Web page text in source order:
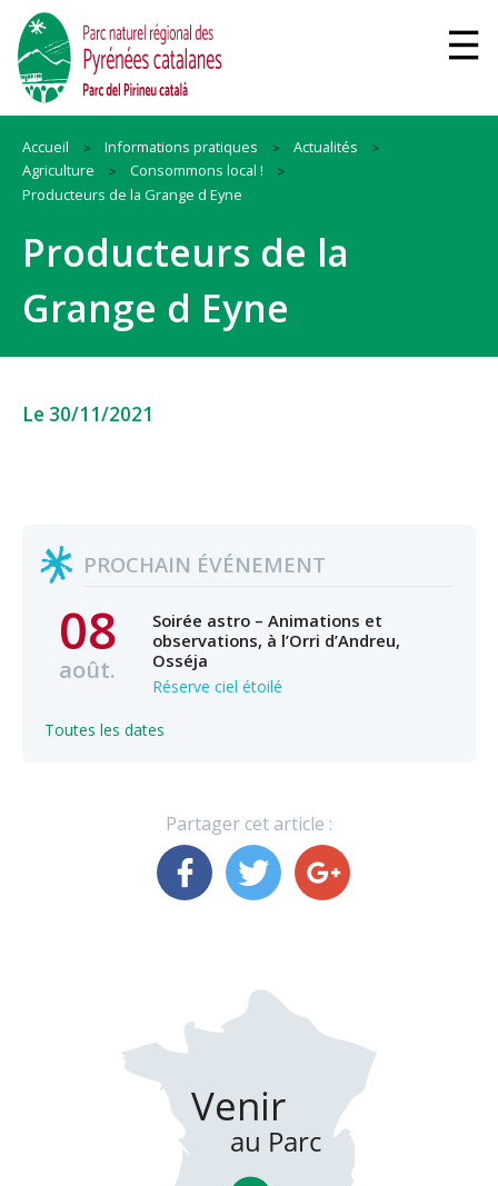
Accueil Informations pratiques
Actualités
Agriculture
Consommons local !
Producteurs de la Grange d Eyne
Producteurs de la
Grange d Eyne
Le 30/11/2021
PROCHAIN ÉVÉNEMENT
08
août.
Soirée astro – Animations et
observations, à l’Orri d’Andreu,
Osséja
Réserve ciel étoilé
Toutes les dates
Partager cet article :